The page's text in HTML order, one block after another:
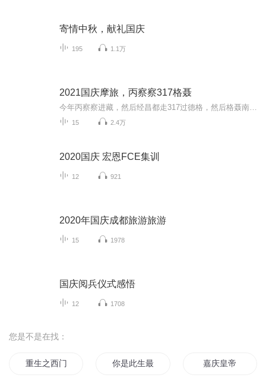
寄情中秋，献礼国庆
195 1.1万
2021国庆摩旅，丙察察317格聂
15 2.4万
2020国庆 宏恩FCE集训
12 921
2020年国庆成都旅游旅游
15 1978
国庆阅兵仪式感悟
12 1708
您是不是在找：
重生之西门庆 你是此生最美风景 嘉庆皇帝